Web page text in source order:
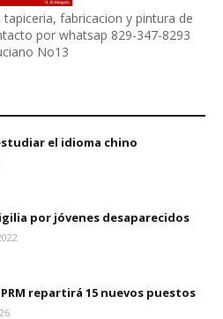
fabricacion y pintura de
por whatsap 829-347-8293
No13
el idioma chino
por jóvenes desaparecidos
repartirá 15 nuevos puestos